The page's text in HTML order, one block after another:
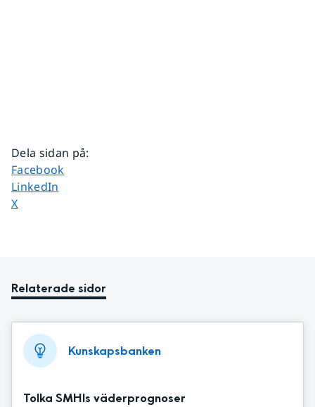
Dela sidan på:
Dela sidan på
Facebook
Dela sidan på
LinkedIn
Dela sidan på
X
Relaterade sidor
Kunskapsbanken
Tolka SMHIs väderprognoser